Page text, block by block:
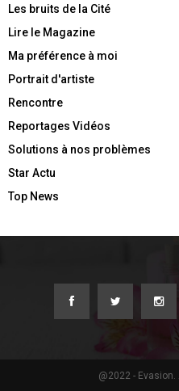
Les bruits de la Cité
Lire le Magazine
Ma préférence à moi
Portrait d'artiste
Rencontre
Reportages Vidéos
Solutions à nos problèmes
Star Actu
Top News
@2022 -